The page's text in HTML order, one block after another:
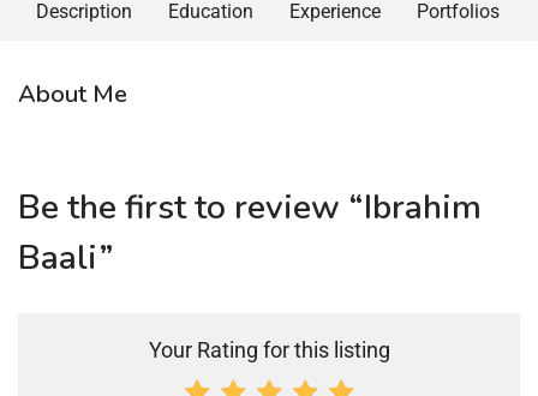
Description Education Experience Portfolios
About Me
Be the first to review “Ibrahim
Baali”
Your Rating for this listing